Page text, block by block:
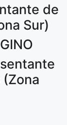
de
Sur)